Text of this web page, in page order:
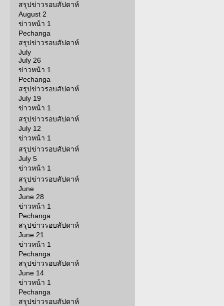
สรุปข่าวรอบสัปดาห์
August 2
ข่าวหน้า 1
Pechanga
สรุปข่าวรอบสัปดาห์
July
July 26
ข่าวหน้า 1
Pechanga
สรุปข่าวรอบสัปดาห์
July 19
ข่าวหน้า 1
สรุปข่าวรอบสัปดาห์
July 12
ข่าวหน้า 1
สรุปข่าวรอบสัปดาห์
July 5
ข่าวหน้า 1
สรุปข่าวรอบสัปดาห์
June
June 28
ข่าวหน้า 1
Pechanga
สรุปข่าวรอบสัปดาห์
June 21
ข่าวหน้า 1
Pechanga
สรุปข่าวรอบสัปดาห์
June 14
ข่าวหน้า 1
Pechanga
สรุปข่าวรอบสัปดาห์